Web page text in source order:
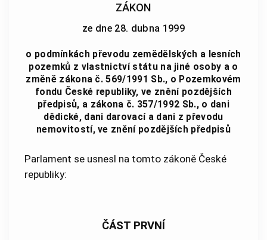
ZÁKON
ze dne 28. dubna 1999
o podmínkách převodu zemědělských a lesních
pozemků z vlastnictví státu na jiné osoby a o
změně zákona č. 569/1991 Sb., o Pozemkovém
fondu České republiky, ve znění pozdějších
předpisů, a zákona č. 357/1992 Sb., o dani
dědické, dani darovací a dani z převodu
nemovitostí, ve znění pozdějších předpisů
Parlament se usnesl na tomto zákoně České
republiky:
ČÁST PRVNÍ